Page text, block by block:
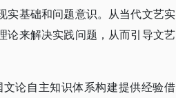
实基础和问题意识。从当代文艺实
论来解决实践问题，从而引导文艺
论自主知识体系构建提供经验借